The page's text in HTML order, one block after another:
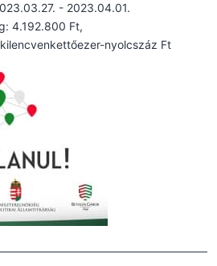
- 2023.04.01.
4.192.800 Ft,
nyolcszáz Ft